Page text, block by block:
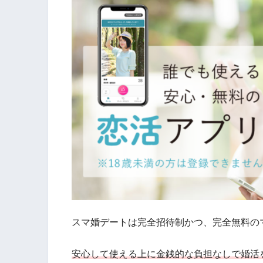
スマ婚デートは完全招待制かつ、完全無料
安心して使える上に金銭的な負担なしで婚活